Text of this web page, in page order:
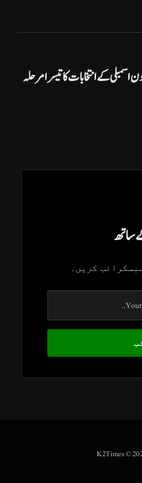
اسمبلی کے انتخابات کا تیسرا مرحلہ
ساتھ
کریں۔